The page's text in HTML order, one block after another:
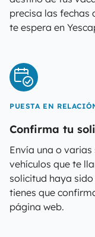
precisa las fechas
te espera en
PUESTA EN
Confirma tu
Envía una o
vehículos que te
solicitud haya
tienes que
página web.